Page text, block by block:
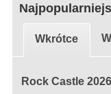
Wkrótce
Rock Castle 2026